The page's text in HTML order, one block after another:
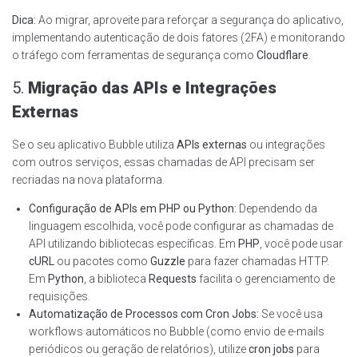
Dica: Ao migrar, aproveite para reforçar a segurança do aplicativo,
implementando autenticação de dois fatores (2FA) e monitorando
o tráfego com ferramentas de segurança como Cloudflare.
5. Migração das APIs e Integrações
Externas
Se o seu aplicativo Bubble utiliza APIs externas ou integrações
com outros serviços, essas chamadas de API precisam ser
recriadas na nova plataforma.
Configuração de APIs em PHP ou Python: Dependendo da
linguagem escolhida, você pode configurar as chamadas de
API utilizando bibliotecas específicas. Em PHP, você pode usar
cURL ou pacotes como Guzzle para fazer chamadas HTTP.
Em Python, a biblioteca Requests facilita o gerenciamento de
requisições.
Automatização de Processos com Cron Jobs: Se você usa
workflows automáticos no Bubble (como envio de e-mails
periódicos ou geração de relatórios), utilizecron jobs para